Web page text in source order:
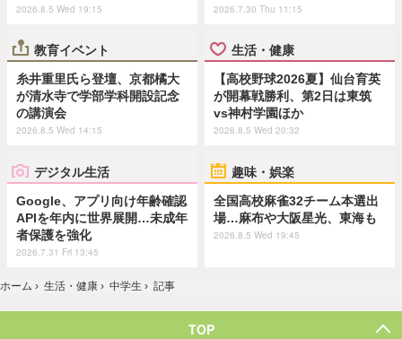
2026.8.5 Wed 19:15 2026.7.30 Thu 11:15
教育イベント
糸井重里氏ら登壇、京都橘大
が清水寺で学部学科開設記念
の講演会
2026.8.5 Wed 14:15
生活・健康
【高校野球2026夏】仙台育英
が開幕戦勝利、第2日は東筑
vs神村学園ほか
2026.8.5 Wed 20:32
デジタル生活
Google、アプリ向け年齢確認
APIを年内に世界展開…未成年
者保護を強化
2026.7.31 Fri 13:45
趣味・娯楽
全国高校麻雀32チーム本選出
場…麻布や大阪星光、東海も
2026.8.5 Wed 19:45
ホーム › 生活・健康 › 中学生 › 記事
TOP